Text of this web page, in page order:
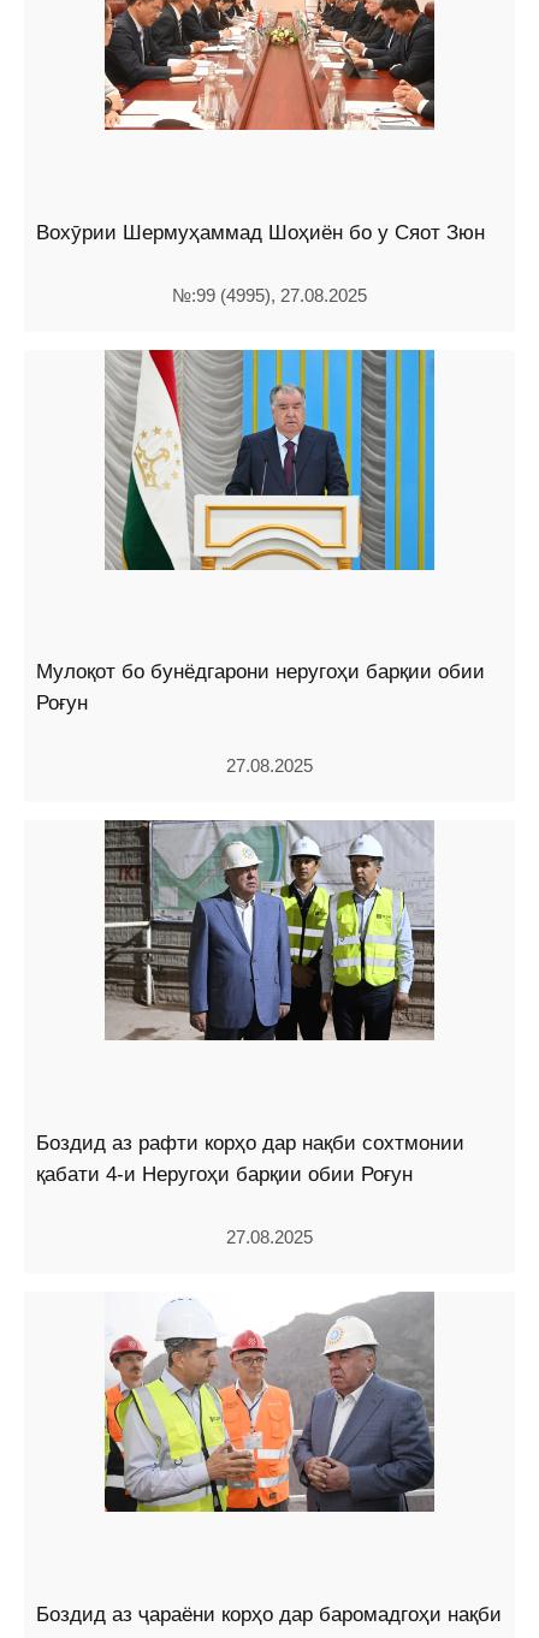
Вохӯрии Шермуҳаммад Шоҳиён бо у Сяот Зюн
№:99 (4995), 27.08.2025
Мулоқот бо бунёдгарони неругоҳи барқии обии
Роғун
27.08.2025
Боздид аз рафти корҳо дар нақби сохтмонии
қабати 4-и Неругоҳи барқии обии Роғун
27.08.2025
Боздид аз ҷараёни корҳо дар баромадгоҳи нақби